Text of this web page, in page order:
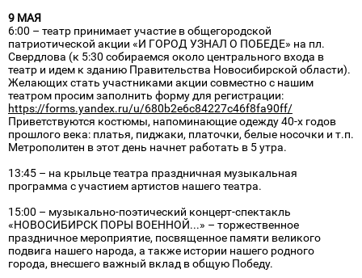
9 МАЯ
6:00 – театр принимает участие в общегородской
патриотической акции «И ГОРОД УЗНАЛ О ПОБЕДЕ» на пл.
Свердлова (к 5:30 собираемся около центрального входа в
театр и идем к зданию Правительства Новосибирской области).
Желающих стать участниками акции совместно с нашим
театром просим заполнить форму для регистрации:
https://forms.yandex.ru/u/680b2e6c84227c46f8fa90ff/
Приветствуются костюмы, напоминающие одежду 40-х годов
прошлого века: платья, пиджаки, платочки, белые носочки и т.п.
Метрополитен в этот день начнет работать в 5 утра.
13:45 – на крыльце театра праздничная музыкальная
программа с участием артистов нашего театра.
15:00 – музыкально-поэтический концерт-спектакль
«НОВОСИБИРСК ПОРЫ ВОЕННОЙ...» – торжественное
праздничное мероприятие, посвященное памяти великого
подвига нашего народа, а также истории нашего родного
города, внесшего важный вклад в общую Победу.